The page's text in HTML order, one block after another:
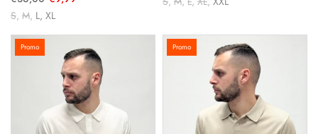
S M L XL
Promo Promo